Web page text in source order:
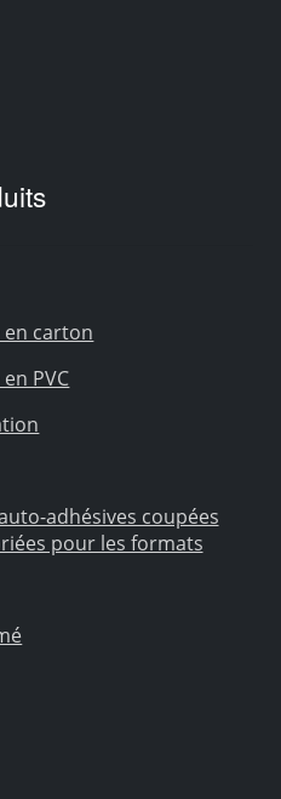
en carton
PVC
adhésives coupées
pour les formats